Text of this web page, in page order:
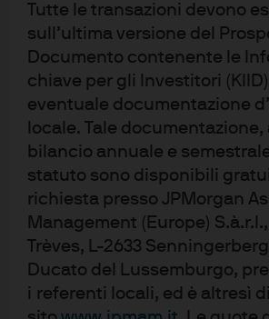
Tutte le transazioni devono
sull’ultima versione del
Documento contenente le
chiave per gli Investitori
eventuale documentazione
locale. Tale documentazione,
bilancio annuale e
statuto sono disponibili
richiesta presso JPMorgan
Management (Europe)
Trèves, L-2633
Ducato del Lussemburgo,
i referenti locali, ed è altresì
numero 01161446. Sede legale: 25
Canary Wharf, Londra E14 5JP.
Condizioni di utilizzo
Politica in materia di privacy
Politica in materia di cookie
Accessibilità
Stewardship degli investimenti